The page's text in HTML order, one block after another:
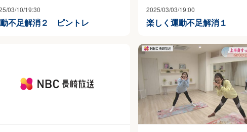
03/10/19:30
不足解消２ ピントレ
2025/03/03/19:00
楽しく運動不足解消１